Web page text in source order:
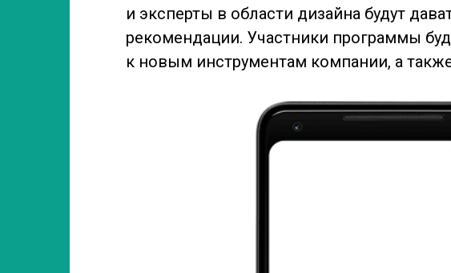
и эксперты в области дизайна будут
рекомендации. Участники программы
к новым инструментам компании, а